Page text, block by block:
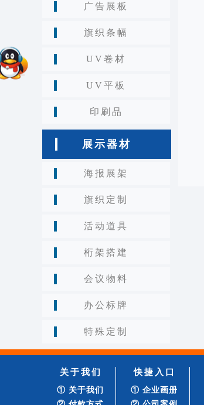
广告展板
旗织条幅
UV卷材
UV平板
印刷品
展示器材
海报展架
旗织定制
活动道具
桁架搭建
会议物料
办公标牌
特殊定制
关于我们
① 关于我们
快捷入口
① 企业画册